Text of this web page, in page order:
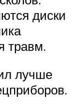
диски
травм.
лучше